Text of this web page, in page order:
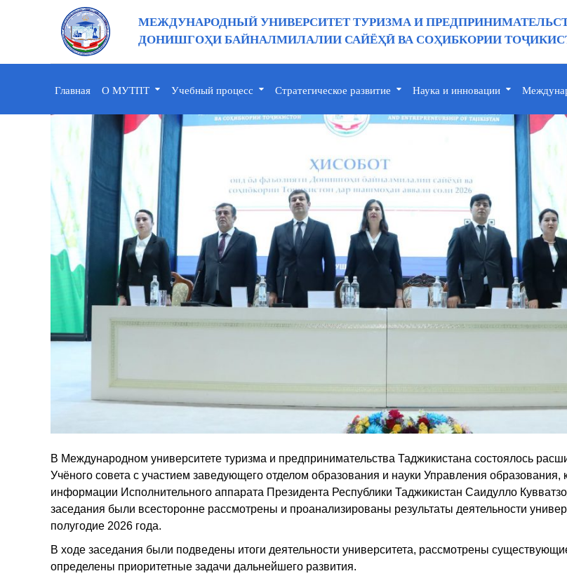
МЕЖДУНАРОДНЫЙ УНИВЕРСИТЕТ ТУРИЗМА И
ДОНИШГОҲИ БАЙНАЛМИЛАЛИИ САЙЁҲӢ ВА СОҲИБКОРИИ
Главная О МУТПТ Учебный процесс Стратегическое развитие Наука и инновации
В Международном университете туризма и предпринимательства Таджикистана состоялось
Учёного совета с участием заведующего отделом образования и науки Управления образования,
информации Исполнительного аппарата Президента Республики Таджикистан Саидулло
заседания были всесторонне рассмотрены и проанализированы результаты деятельности
полугодие 2026 года.
В ходе заседания были подведены итоги деятельности университета, рассмотрены
определены приоритетные задачи дальнейшего развития.